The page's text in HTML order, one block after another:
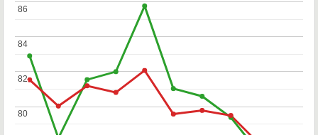
80
80
82
82
84
84
86
86